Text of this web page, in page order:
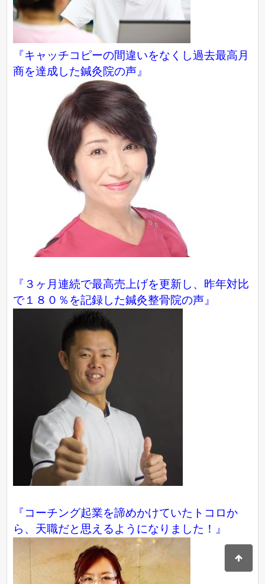
『キャッチコピーの間違いをなくし過去最高月
商を達成した鍼灸院の声』
『３ヶ月連続で最高売上げを更新し、昨年対比
で１８０％を記録した鍼灸整骨院の声』
『コーチング起業を諦めかけていたトコロか
ら、天職だと思えるようになりました！』